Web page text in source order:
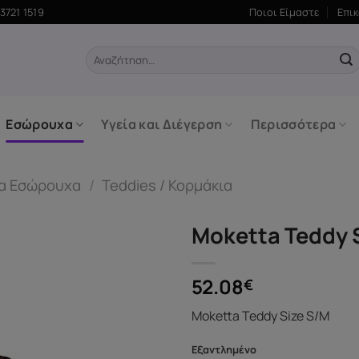
1519 Ποιοι Είμαστε
Αναζήτηση
Εσώρουχα Υγεία και Διέγερση Περισσότερα
Εσώρουχα / Teddies / Κορμάκια
Moketta Teddy
52.08€
Moketta Teddy Size S/M
Εξαντλημένο